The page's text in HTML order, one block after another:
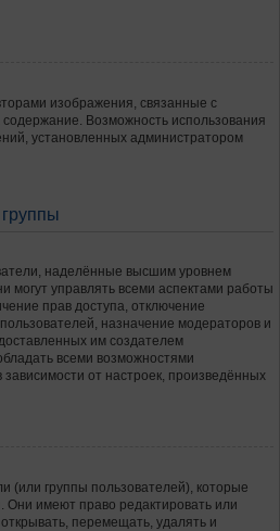
изображения, связанные с
Возможность использования
установленных администратором
наделённые высшим уровнем
могут управлять всеми аспектами работы
прав доступа, отключение
назначение модераторов и
им создателем
всеми возможностями
от настроек, произведённых
(или группы пользователей), которые
имеют право редактировать или
перемещать, удалять и